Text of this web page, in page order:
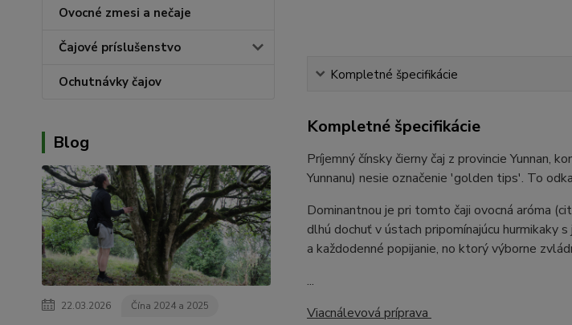
Ovocné zmesi a nečaje
Čajové príslušenstvo
Ochutnávky čajov
Blog
22.03.2026 Čína 2024 a 2025
Kompletné špecifikácie
Kompletné špecifikácie
Príjemný čínsky čierny čaj z provincie Yunnan,
Yunnanu) nesie označenie 'golden tips'. To
Dominantnou je pri tomto čaji ovocná aróma
dlhú dochuť v ústach pripomínajúcu hurmikaky
a každodenné popijanie, no ktorý výborne
...
Viacnálevová príprava